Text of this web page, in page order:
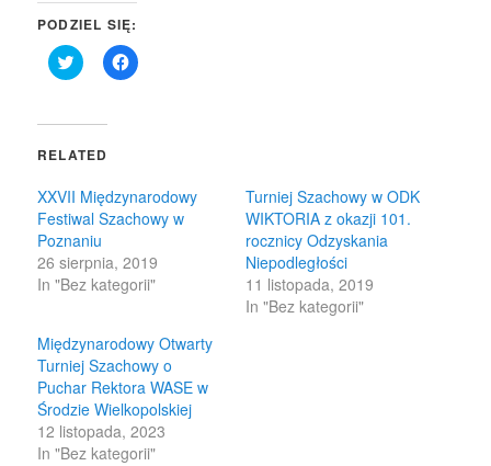
PODZIEL SIĘ:
Click
to
(Opens
new
Click
to
RELATED
XXVII Międzynarodowy
Festiwal Szachowy w
Poznaniu
26 sierpnia, 2019
In "Bez kategorii"
Turniej Szachowy w ODK
WIKTORIA z okazji 101.
rocznicy Odzyskania
Niepodległości
11 listopada, 2019
In "Bez kategorii"
Międzynarodowy Otwarty
Turniej Szachowy o
Puchar Rektora WASE w
Środzie Wielkopolskiej
12 listopada, 2023
In "Bez kategorii"